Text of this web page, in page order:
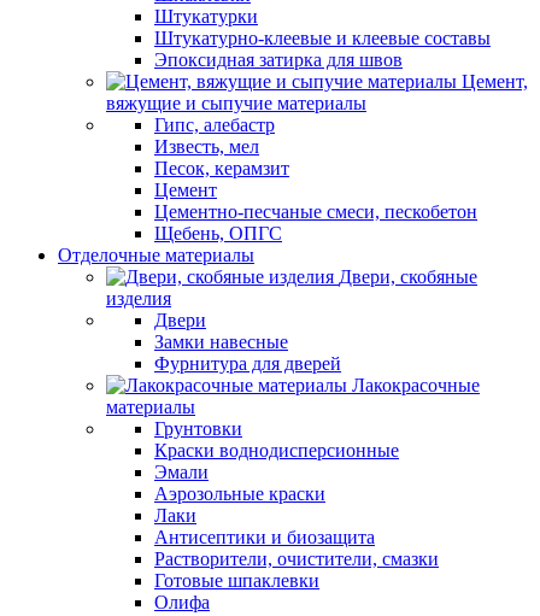
Штукатурки
Штукатурно-клеевые и клеевые составы
Эпоксидная затирка для швов
Цемент,
вяжущие и сыпучие материалы
Гипс, алебастр
Известь, мел
Песок, керамзит
Цемент
Цементно-песчаные смеси, пескобетон
Щебень, ОПГС
Отделочные материалы
Двери, скобяные
изделия
Двери
Замки навесные
Фурнитура для дверей
Лакокрасочные
материалы
Грунтовки
Краски воднодисперсионные
Эмали
Аэрозольные краски
Лаки
Антисептики и биозащита
Растворители, очистители, смазки
Готовые шпаклевки
Олифа